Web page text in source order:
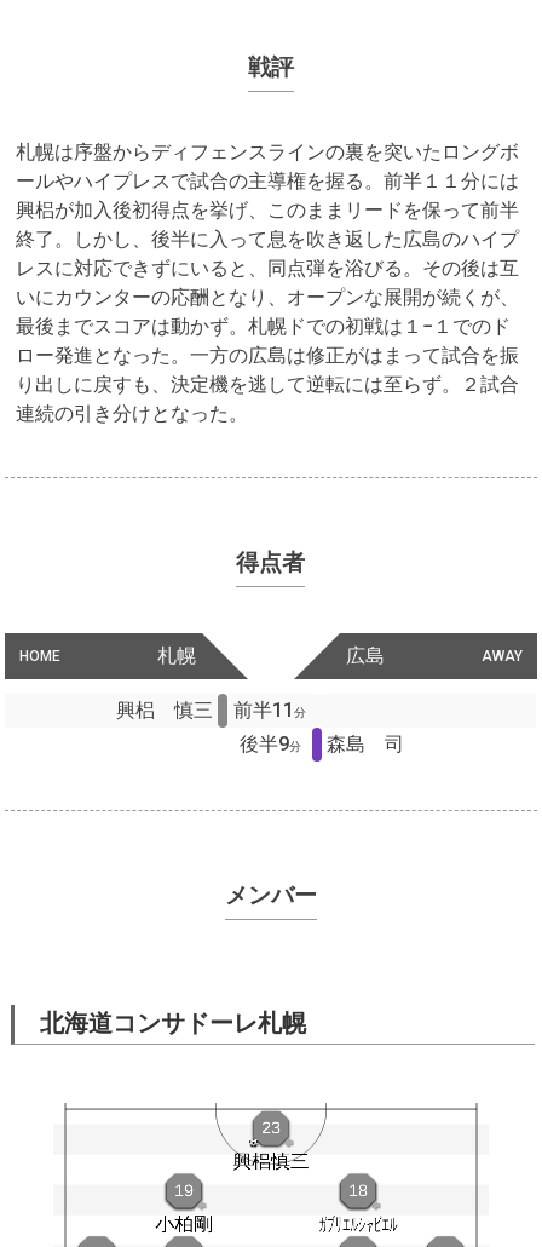
戦評
札幌は序盤からディフェンスラインの裏を突いたロングボ
ールやハイプレスで試合の主導権を握る。前半１１分には
興梠が加入後初得点を挙げ、このままリードを保って前半
終了。しかし、後半に入って息を吹き返した広島のハイプ
レスに対応できずにいると、同点弾を浴びる。その後は互
いにカウンターの応酬となり、オープンな展開が続くが、
最後までスコアは動かず。札幌ドでの初戦は１−１でのド
ロー発進となった。一方の広島は修正がはまって試合を振
り出しに戻すも、決定機を逃して逆転には至らず。２試合
連続の引き分けとなった。
得点者
HOME 札幌 AWAY
広島
興梠 慎三 前半11分
後半9分 森島 司
メンバー
北海道コンサドーレ札幌